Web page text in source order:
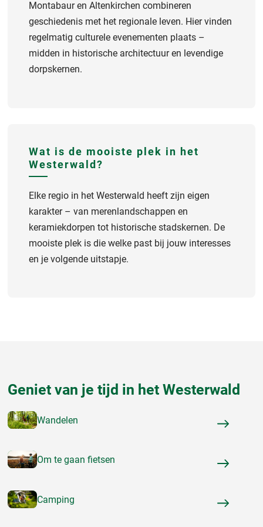
Montabaur en Altenkirchen combineren
geschiedenis met het regionale leven. Hier vinden
regelmatig culturele evenementen plaats –
midden in historische architectuur en levendige
dorpskernen.
Wat is de mooiste plek in het
Westerwald?
Elke regio in het Westerwald heeft zijn eigen
karakter – van merenlandschappen en
keramiekdorpen tot historische stadskernen. De
mooiste plek is die welke past bij jouw interesses
en je volgende uitstapje.
Geniet van je tijd in het Westerwald
Wandelen
Om te gaan fietsen
Camping